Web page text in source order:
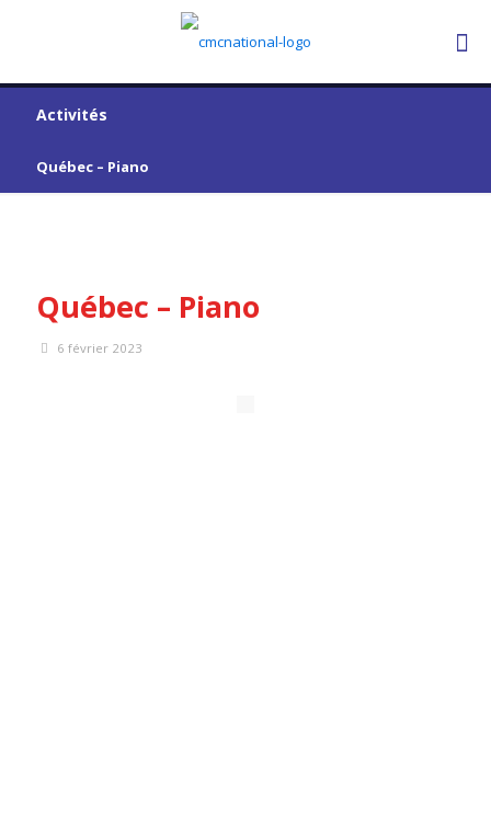
Activités
Québec – Piano
Québec – Piano
6 février 2023